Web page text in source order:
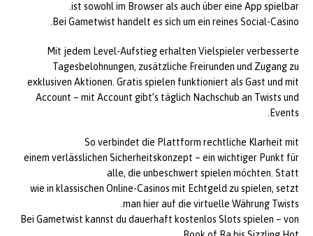
ist sowohl im Browser als auch über eine App spielbar.
Bei Gametwist handelt es sich um ein reines Social-Casino.
Mit jedem Level-Aufstieg erhalten Vielspieler verbesserte
Tagesbelohnungen, zusätzliche Freirunden und Zugang zu
exklusiven Aktionen. Gratis spielen funktioniert als Gast und mit
Account – mit Account gibt’s täglich Nachschub an Twists und
Events.
So verbindet die Plattform rechtliche Klarheit mit
einem verlässlichen Sicherheitskonzept – ein wichtiger Punkt für
alle, die unbeschwert spielen möchten. Statt
wie in klassischen Online-Casinos mit Echtgeld zu spielen, setzt
man hier auf die virtuelle Währung Twists.
Bei Gametwist kannst du dauerhaft kostenlos Slots spielen – von